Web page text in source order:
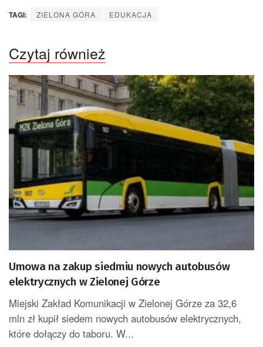
TAGI: ZIELONA GÓRA EDUKACJA
Czytaj również
Umowa na zakup siedmiu nowych autobusów
elektrycznych w Zielonej Górze
Miejski Zakład Komunikacji w Zielonej Górze za 32,6
mln zł kupił siedem nowych autobusów elektrycznych,
które dołączy do taboru. W...